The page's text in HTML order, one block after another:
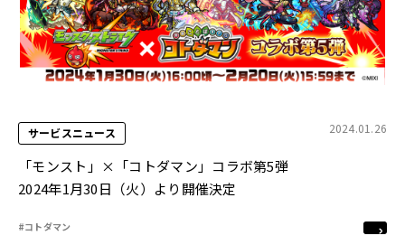
サービスニュース 2024.01.26
「モンスト」×「コトダマン」コラボ第5弾
2024年1月30日（火）より開催決定
#コトダマン